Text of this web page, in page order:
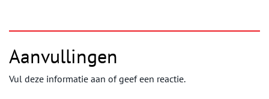
Aanvullingen
Vul deze informatie aan of geef een reactie.